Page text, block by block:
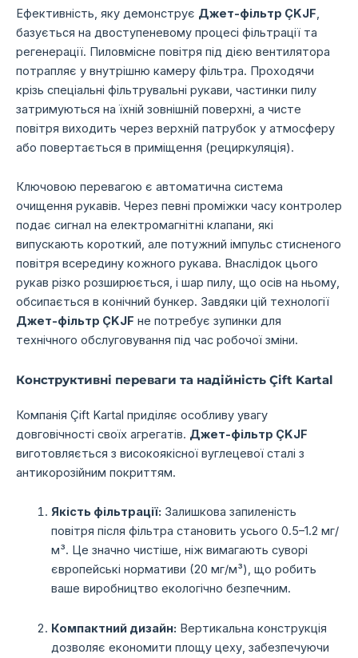
Ефективність, яку демонструє Джет-фільтр ÇKJF
базується на двоступеневому процесі фільтрації та
регенерації. Пиловмісне повітря під дією вентилятора
потрапляє у внутрішню камеру фільтра. Проходячи
крізь спеціальні фільтрувальні рукави, частинки пилу
затримуються на їхній зовнішній поверхні, а чисте
повітря виходить через верхній патрубок у атмосферу
або повертається в приміщення (рециркуляція).
Ключовою перевагою є автоматична система
очищення рукавів. Через певні проміжки часу контролер
подає сигнал на електромагнітні клапани, які
випускають короткий, але потужний імпульс стисненого
повітря всередину кожного рукава. Внаслідок цього
рукав різко розширюється, і шар пилу, що осів на ньому,
обсипається в конічний бункер. Завдяки цій технології
Джет-фільтр ÇKJF не потребує зупинки для
технічного обслуговування під час робочої зміни.
Конструктивні переваги та надійність Çift Kartal
Компанія Çift Kartal приділяє особливу увагу
довговічності своїх агрегатів. Джет-фільтр ÇKJF
виготовляється з високоякісної вуглецевої сталі з
антикорозійним покриттям.
Якість фільтрації: Залишкова запиленість
повітря після фільтра становить усього 0.5–1.2 мг/
м³. Це значно чистіше, ніж вимагають суворі
європейські нормативи (20 мг/м³), що робить
ваше виробництво екологічно безпечним.
Компактний дизайн: Вертикальна конструкція
дозволяє економити площу цеху, забезпечуючи